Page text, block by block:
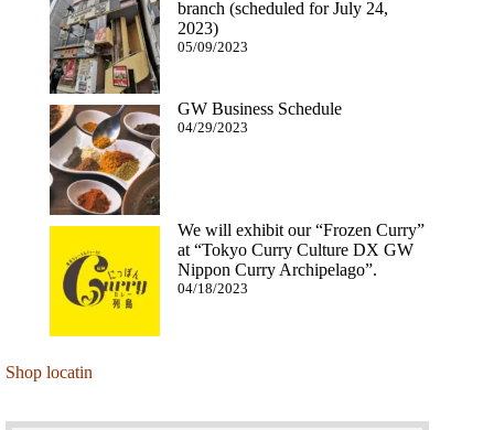
branch (scheduled for July 24,
2023)
05/09/2023
GW Business Schedule
04/29/2023
We will exhibit our “Frozen Curry”
at “Tokyo Curry Culture DX GW
Nippon Curry Archipelago”.
04/18/2023
Shop locatin